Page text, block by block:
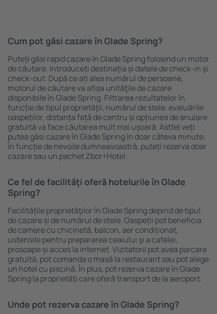
Cum pot găsi cazare în Glade Spring?
Puteți găsi rapid cazare în Glade Spring folosind un motor
de căutare. Introduceți destinația și datele de check-in și
check-out. După ce ați ales numărul de persoane,
motorul de căutare va afișa unităţile de cazare
disponibile în Glade Spring. Filtrarea rezultatelor în
funcție de tipul proprietăţii, numărul de stele, evaluările
oaspeților, distanța față de centru și opțiunea de anulare
gratuită va face căutarea mult mai ușoară. Astfel veți
putea găsi cazare în Glade Spring în doar câteva minute.
În funcție de nevoile dumneavoastră, puteți rezerva doar
cazare sau un pachet Zbor+Hotel.
Ce fel de facilităţi oferă hotelurile în Glade
Spring?
Facilitățile proprietăţilor în Glade Spring depind de tipul
de cazare și de numărul de stele. Oaspeții pot beneficia
de camere cu chicinetă, balcon, aer condiționat,
ustensile pentru prepararea ceaiului şi a cafelei,
prosoape și acces la internet. Vizitatorii pot avea parcare
gratuită, pot comanda o masă la restaurant sau pot alege
un hotel cu piscină. În plus, pot rezerva cazare în Glade
Spring la proprietăți care oferă transport de la aeroport.
Unde pot rezerva cazare în Glade Spring?